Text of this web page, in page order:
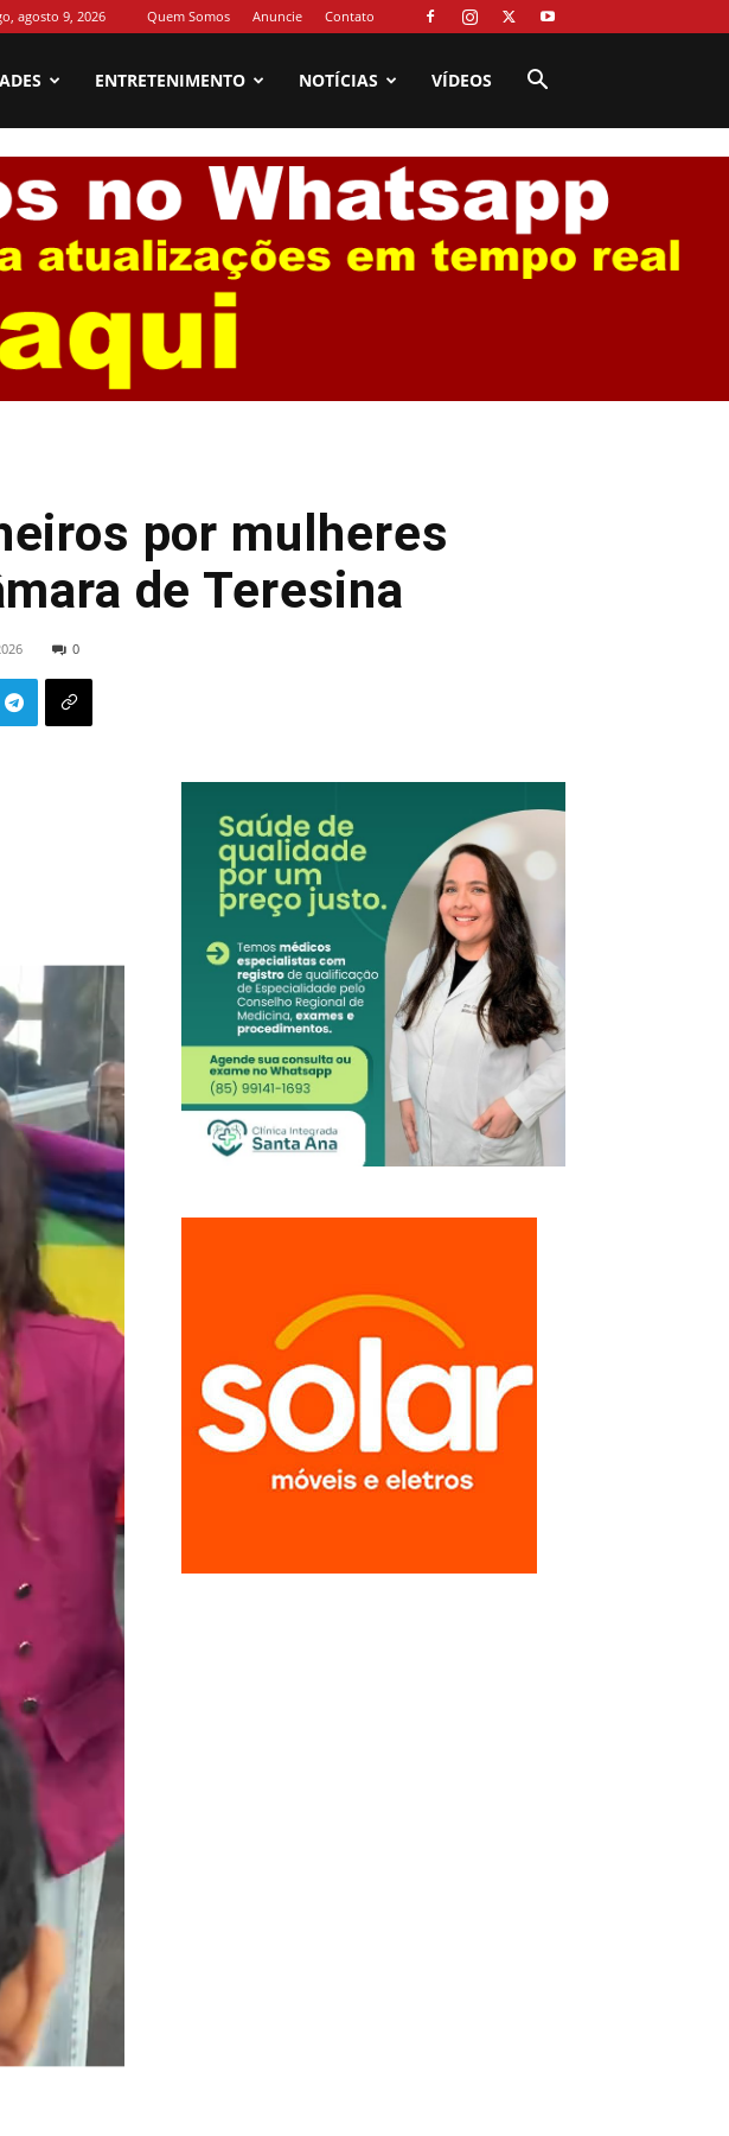
agosto 9, 2026 Quem Somos Anuncie Contato
ENTRETENIMENTO NOTÍCIAS VÍDEOS
por mulheres
de Teresina
0